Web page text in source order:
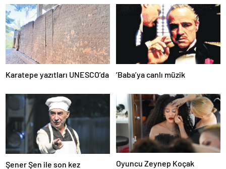
Karatepe yazıtları UNESCO’da ‘Baba’ya canlı müzik
Şener Şen ile son kez
Oyuncu Zeynep Koçak